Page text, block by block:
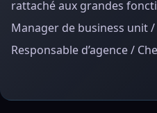
rattaché aux grandes
Manager de business unit
Responsable d’agence /